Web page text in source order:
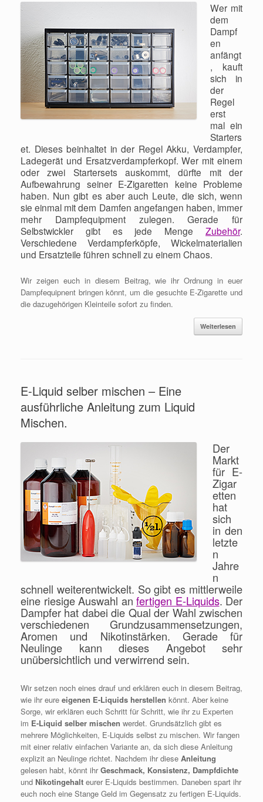
Wer mit
dem
Dampf
en
anfängt
, kauft
sich in
der
Regel
erst
mal ein
Starters
et. Dieses beinhaltet in der Regel Akku, Verdampfer,
Ladegerät und Ersatzverdampferkopf. Wer mit einem
oder zwei Startersets auskommt, dürfte mit der
Aufbewahrung seiner E-Zigaretten keine Probleme
haben. Nun gibt es aber auch Leute, die sich, wenn
sie einmal mit dem Damfen angefangen haben, immer
mehr Dampfequipment zulegen. Gerade für
Selbstwickler gibt es jede Menge Zubehör.
Verschiedene Verdampferköpfe, Wickelmaterialien
und Ersatzteile führen schnell zu einem Chaos.
Wir zeigen euch in diesem Beitrag, wie ihr Ordnung in euer
Dampfequipnent bringen könnt, um die gesuchte E-Zigarette und
die dazugehörigen Kleinteile sofort zu finden.
Weiterlesen
E-Liquid selber mischen – Eine
ausführliche Anleitung zum Liquid
Mischen.
Der
Markt
für E-
Zigar
etten
hat
sich
in den
letzte
n
Jahre
n
schnell weiterentwickelt. So gibt es mittlerweile
eine riesige Auswahl an fertigen E-Liquids. Der
Dampfer hat dabei die Qual der Wahl zwischen
verschiedenen Grundzusammensetzungen,
Aromen und Nikotinstärken. Gerade für
Neulinge kann dieses Angebot sehr
unübersichtlich und verwirrend sein.
Wir setzen noch eines drauf und erklären euch in diesem Beitrag,
wie ihr eure eigenen E-Liquids herstellen könnt. Aber keine
Sorge, wir erklären euch Schritt für Schritt, wie ihr zu Experten
im E-Liquid selber mischen werdet. Grundsätzlich gibt es
mehrere Möglichkeiten, E-Liquids selbst zu mischen. Wir fangen
mit einer relativ einfachen Variante an, da sich diese Anleitung
explizit an Neulinge richtet. Nachdem ihr diese Anleitung
gelesen habt, könnt ihrGeschmack, Konsistenz, Dampfdichte
und Nikotingehalt eurer E-Liquids bestimmen. Daneben spart ihr
euch noch eine Stange Geld im Gegensatz zu fertigen E-Liquids.